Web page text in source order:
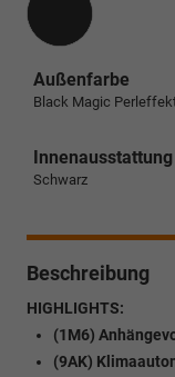
Außenfarbe
Black Magic
Innenausstattung
Schwarz
Beschreibung
HIGHLIGHTS:
(1M6)
(9AK)